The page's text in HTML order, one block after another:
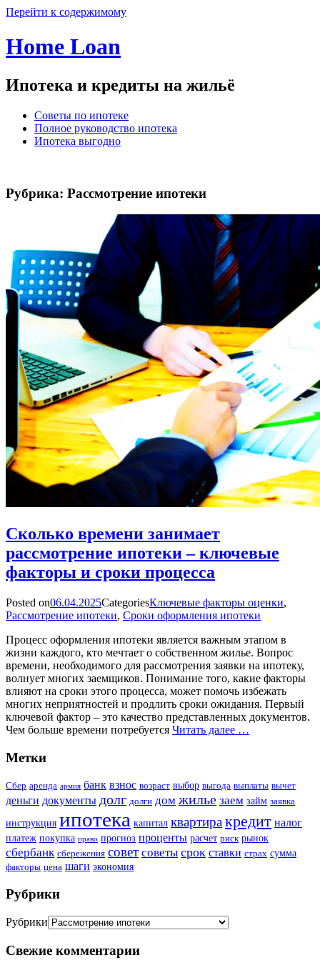
Перейти к содержимому
Home Loan
Ипотека и кредиты на жильё
Советы по ипотеке
Полное руководство ипотека
Ипотека выгодно
Рубрика: Рассмотрение ипотеки
Сколько времени занимает
рассмотрение ипотеки – ключевые
факторы и сроки процесса
Posted on06.04.2025CategoriesКлючевые факторы оценки,
Рассмотрение ипотеки, Сроки оформления ипотеки
Процесс оформления ипотеки является важным этапом в
жизни каждого, кто мечтает о собственном жилье. Вопрос
времени, необходимого для рассмотрения заявки на ипотеку,
волнует многих заемщиков. Понимание того, какие факторы
влияют на сроки этого процесса, может помочь избежать
многих неприятностей и продлить сроки ожидания. Первый
ключевой фактор – это качество представленных документов.
Чем больше времени потребуется Читать далее …
Метки
Сбер аренда армия банк взнос возраст выбор выгода выплаты вычет
деньги документы долг долги дом жилье заем займ заявка
инструкция ипотека капитал квартиракредит налог
платеж покупка право прогноз проценты расчет риск рынок
сбербанк сбережения совет советы срок ставки страх сумма
факторы цена шаги экономия
Рубрики
Рубрики
Свежие комментарии